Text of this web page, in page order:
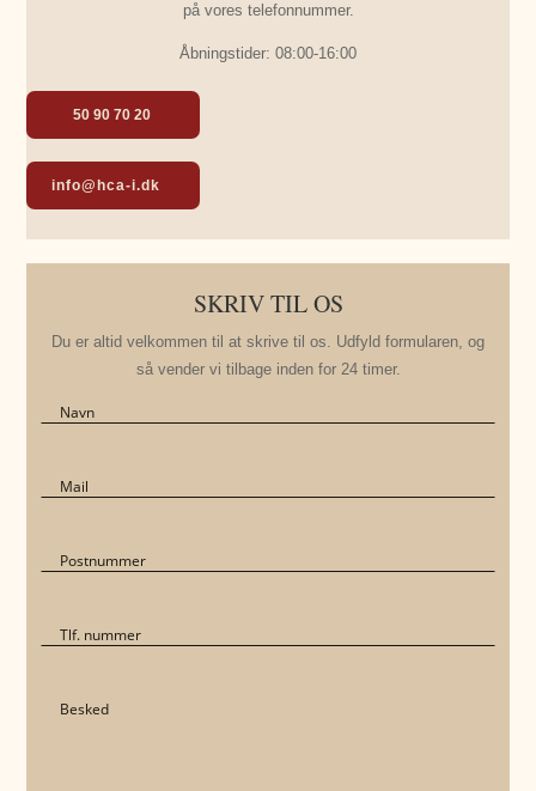
på vores telefonnummer.
Åbningstider: 08:00-16:00
50 90 70 20
info@hca-i.dk
SKRIV TIL OS
Du er altid velkommen til at skrive til os. Udfyld formularen, og
så vender vi tilbage inden for 24 timer.